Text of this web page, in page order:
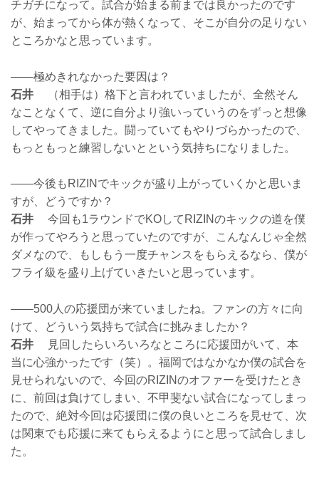
チガチになって。試合が始まる前までは良かったのです
が、始まってから体が熱くなって、そこが自分の足りない
ところかなと思っています。
——極めきれなかった要因は？
石井
（相手は）格下と言われていましたが、全然そん
なことなくて、逆に自分より強いっていうのをずっと想像
してやってきました。闘っていてもやりづらかったので、
もっともっと練習しないとという気持ちになりました。
——今後もRIZINでキックが盛り上がっていくかと思いま
すが、どうですか？
石井
今回も1ラウンドでKOしてRIZINのキックの道を僕
が作ってやろうと思っていたのですが、こんなんじゃ全然
ダメなので、もしもう一度チャンスをもらえるなら、僕が
フライ級を盛り上げていきたいと思っています。
——500人の応援団が来ていましたね。ファンの方々に向
けて、どういう気持ちで試合に挑みましたか？
石井
見回したらいろいろなところに応援団がいて、本
当に心強かったです（笑）。福岡ではなかなか僕の試合を
見せられないので、今回のRIZINのオファーを受けたとき
に、前回は負けてしまい、不甲斐ない試合になってしまっ
たので、絶対今回は応援団に僕の良いところを見せて、次
は関東でも応援に来てもらえるようにと思って試合しまし
た。